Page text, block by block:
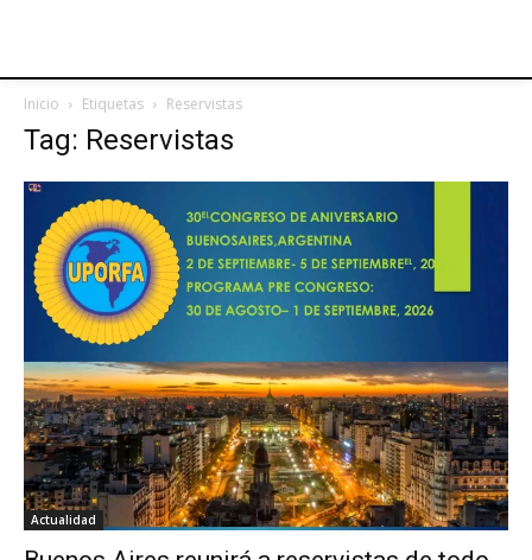
Inicio Etiquetas Reservistas
Tag: Reservistas
Actualidad